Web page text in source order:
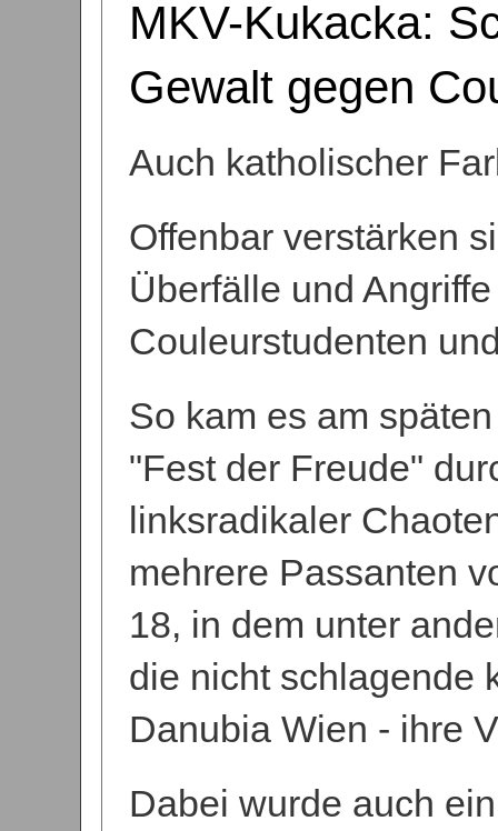
MKV-Kukacka:
Gewalt gegen
Auch katholischer
Offenbar verstärken
Überfälle und
Couleurstudenten
So kam es am
"Fest der Freude"
linksradikaler
mehrere Passanten
18, in dem unter
die nicht schlagende
Danubia Wien - ihre
Dabei wurde auch